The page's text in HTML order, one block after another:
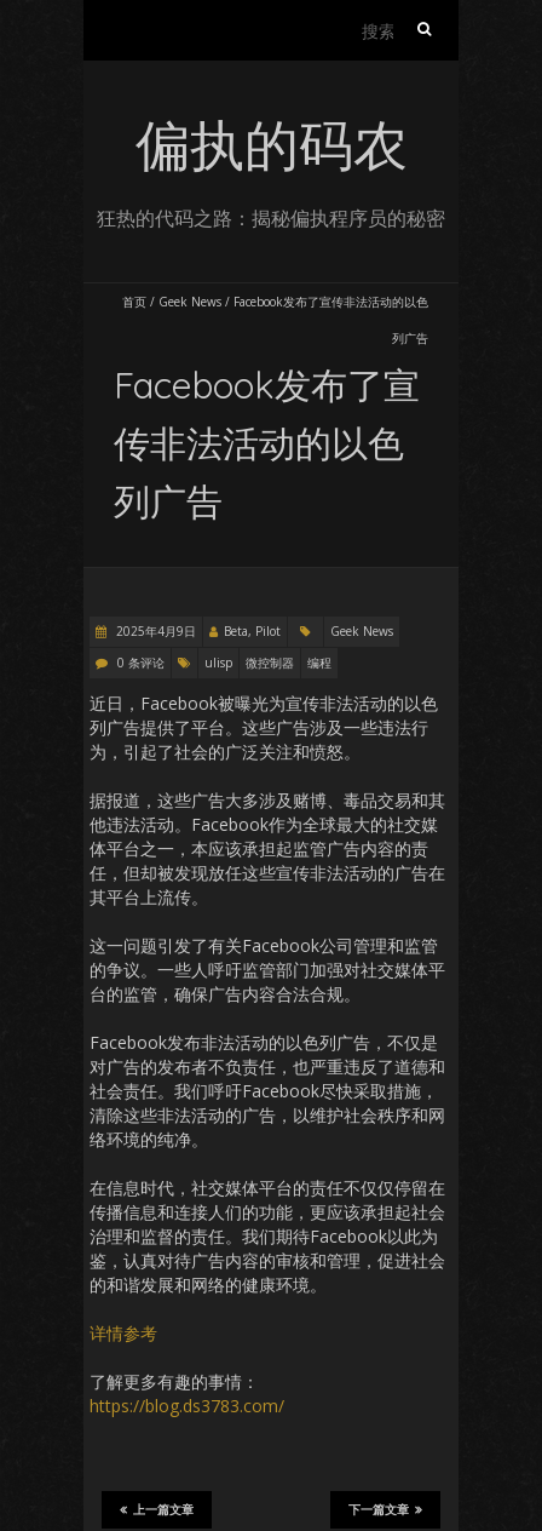
偏执的码农
狂热的代码之路：揭秘偏执程序员的秘密
首页 / Geek News / Facebook发布了宣传非法活动的以色
列广告
Facebook发布了宣
传非法活动的以色
列广告
2025年4月9日 Beta, Pilot
Geek News
0 条评论
ulisp 微控制器 编程
近日，Facebook被曝光为宣传非法活动的以色
列广告提供了平台。这些广告涉及一些违法行
为，引起了社会的广泛关注和愤怒。
据报道，这些广告大多涉及赌博、毒品交易和其
他违法活动。Facebook作为全球最大的社交媒
体平台之一，本应该承担起监管广告内容的责
任，但却被发现放任这些宣传非法活动的广告在
其平台上流传。
这一问题引发了有关Facebook公司管理和监管
的争议。一些人呼吁监管部门加强对社交媒体平
台的监管，确保广告内容合法合规。
Facebook发布非法活动的以色列广告，不仅是
对广告的发布者不负责任，也严重违反了道德和
社会责任。我们呼吁Facebook尽快采取措施，
清除这些非法活动的广告，以维护社会秩序和网
络环境的纯净。
在信息时代，社交媒体平台的责任不仅仅停留在
传播信息和连接人们的功能，更应该承担起社会
治理和监督的责任。我们期待Facebook以此为
鉴，认真对待广告内容的审核和管理，促进社会
的和谐发展和网络的健康环境。
详情参考
了解更多有趣的事情：
https://blog.ds3783.com/
下一篇文章
上一篇文章